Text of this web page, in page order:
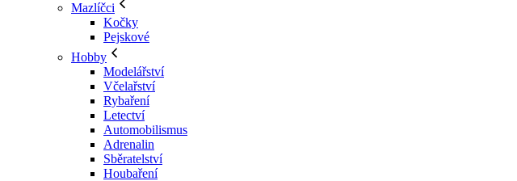
Mazlíčci
Kočky
Pejskové
Hobby
Modelářství
Včelařství
Rybaření
Letectví
Automobilismus
Adrenalin
Sběratelství
Houbaření